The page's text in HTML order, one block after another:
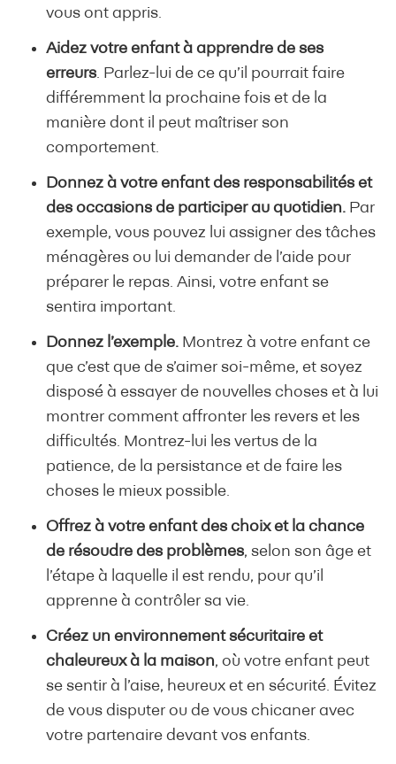
vous ont appris.
Aidez votre enfant à apprendre de ses
erreurs. Parlez-lui de ce qu’il pourrait faire
différemment la prochaine fois et de la
manière dont il peut maîtriser son
comportement.
Donnez à votre enfant des responsabilités et
des occasions de participer au quotidien. Par
exemple, vous pouvez lui assigner des tâches
ménagères ou lui demander de l’aide pour
préparer le repas. Ainsi, votre enfant se
sentira important.
Donnez l’exemple. Montrez à votre enfant ce
que c’est que de s’aimer soi-même, et soyez
disposé à essayer de nouvelles choses et à lui
montrer comment affronter les revers et les
difficultés. Montrez-lui les vertus de la
patience, de la persistance et de faire les
choses le mieux possible.
Offrez à votre enfant des choix et la chance
de résoudre des problèmes, selon son âge et
l’étape à laquelle il est rendu, pour qu’il
apprenne à contrôler sa vie.
Créez un environnement sécuritaire et
chaleureux à la maison, où votre enfant peut
se sentir à l’aise, heureux et en sécurité. Évitez
de vous disputer ou de vous chicaner avec
votre partenaire devant vos enfants.